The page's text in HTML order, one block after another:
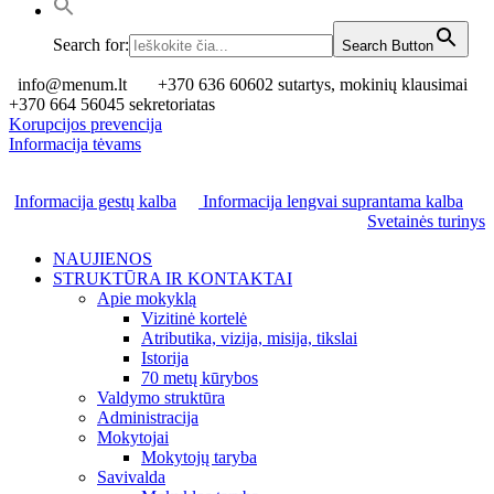
Search for: Search Button
info@menum.lt
+370 636 60602 sutartys, mokinių klausimai
+370 664 56045 sekretoriatas
Korupcijos prevencija
Informacija tėvams
Informacija gestų kalba
Informacija lengvai suprantama kalba
Svetainės turinys
NAUJIENOS
STRUKTŪRA IR KONTAKTAI
Apie mokyklą
Vizitinė kortelė
Atributika, vizija, misija, tikslai
Istorija
70 metų kūrybos
Valdymo struktūra
Administracija
Mokytojai
Mokytojų taryba
Savivalda